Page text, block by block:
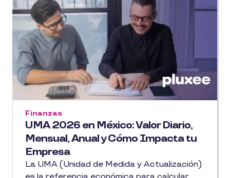
también decisiones estratégicas en torno a
la gestión de compensaciones, el bienestar
de los colaboradores y la retención de
talento.
Comprender a fondo cómo calcular y aplicar
los incrementos salariales, saber qué
establece la Ley Federal del Trabajo y
tradicional puede ser la diferencia entre una
política salarial reactiva y una estrategia de
compensación verdaderamente inteligente.
Por ello, te presentamos esta guía con los
puntos clave para que tu empresa no solo
UMA 2026 en México: Valor Diario,
Mensual, Anual y Cómo Impacta tu
Empresa
Finanzas
La UMA (Unidad de Medida y Actualización)